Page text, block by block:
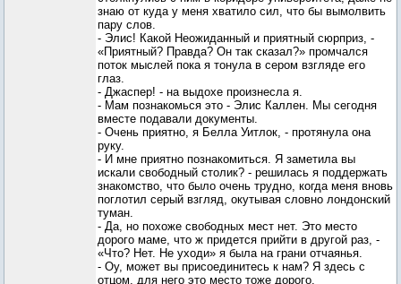
знаю от куда у меня хватило сил, что бы вымолвить
пару слов.
- Элис! Какой Неожиданный и приятный сюрприз, -
«Приятный? Правда? Он так сказал?» промчался
поток мыслей пока я тонула в сером взгляде его
глаз.
- Джаспер! - на выдохе произнесла я.
- Мам познакомься это - Элис Каллен. Мы сегодня
вместе подавали документы.
- Очень приятно, я Белла Уитлок, - протянула она
руку.
- И мне приятно познакомиться. Я заметила вы
искали свободный столик? - решилась я поддержать
знакомство, что было очень трудно, когда меня вновь
поглотил серый взгляд, окутывая словно лондонский
туман.
- Да, но похоже свободных мест нет. Это место
дорого маме, что ж придется прийти в другой раз, -
«Что? Нет. Не уходи» я была на грани отчаянья.
- Оу, может вы присоединитесь к нам? Я здесь с
отцом, для него это место тоже дорого.